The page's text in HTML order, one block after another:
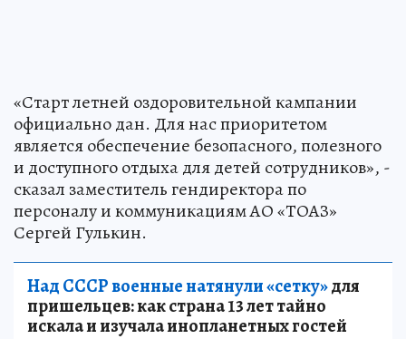
«Старт летней оздоровительной кампании
официально дан. Для нас приоритетом
является обеспечение безопасного, полезного
и доступного отдыха для детей сотрудников», -
сказал заместитель гендиректора по
персоналу и коммуникациям АО «ТОАЗ»
Сергей Гулькин.
Над СССР военные натянули «сетку»для
пришельцев: как страна 13 лет тайно
искала и изучала инопланетных гостей